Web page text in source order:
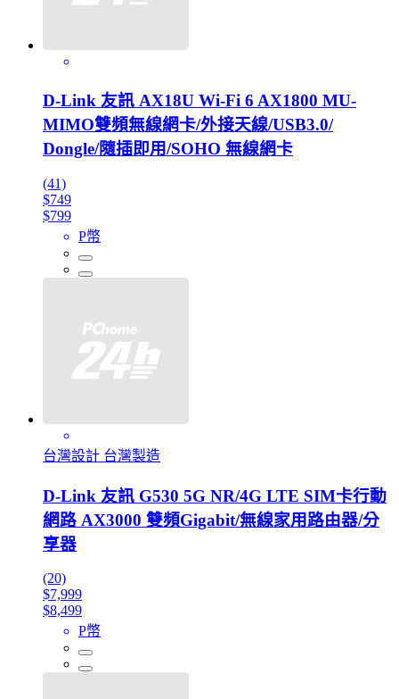
D-Link 友訊 AX18U Wi-Fi 6 AX1800 MU-
MIMO雙頻無線網卡/外接天線/USB3.0/
Dongle/隨插即用/SOHO 無線網卡
(41)
$749
$799
P幣
台灣設計 台灣製造
D-Link 友訊 G530 5G NR/4G LTE SIM卡行動
網路 AX3000 雙頻Gigabit/無線家用路由器/分
享器
(20)
$7,999
$8,499
P幣